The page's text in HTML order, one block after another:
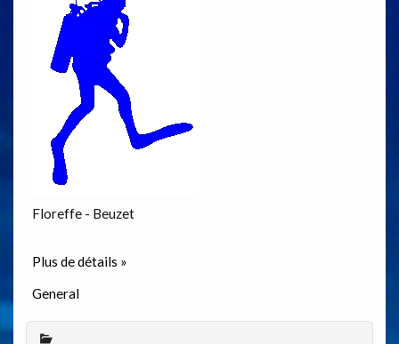
Floreffe - Beuzet
Plus de détails »
General